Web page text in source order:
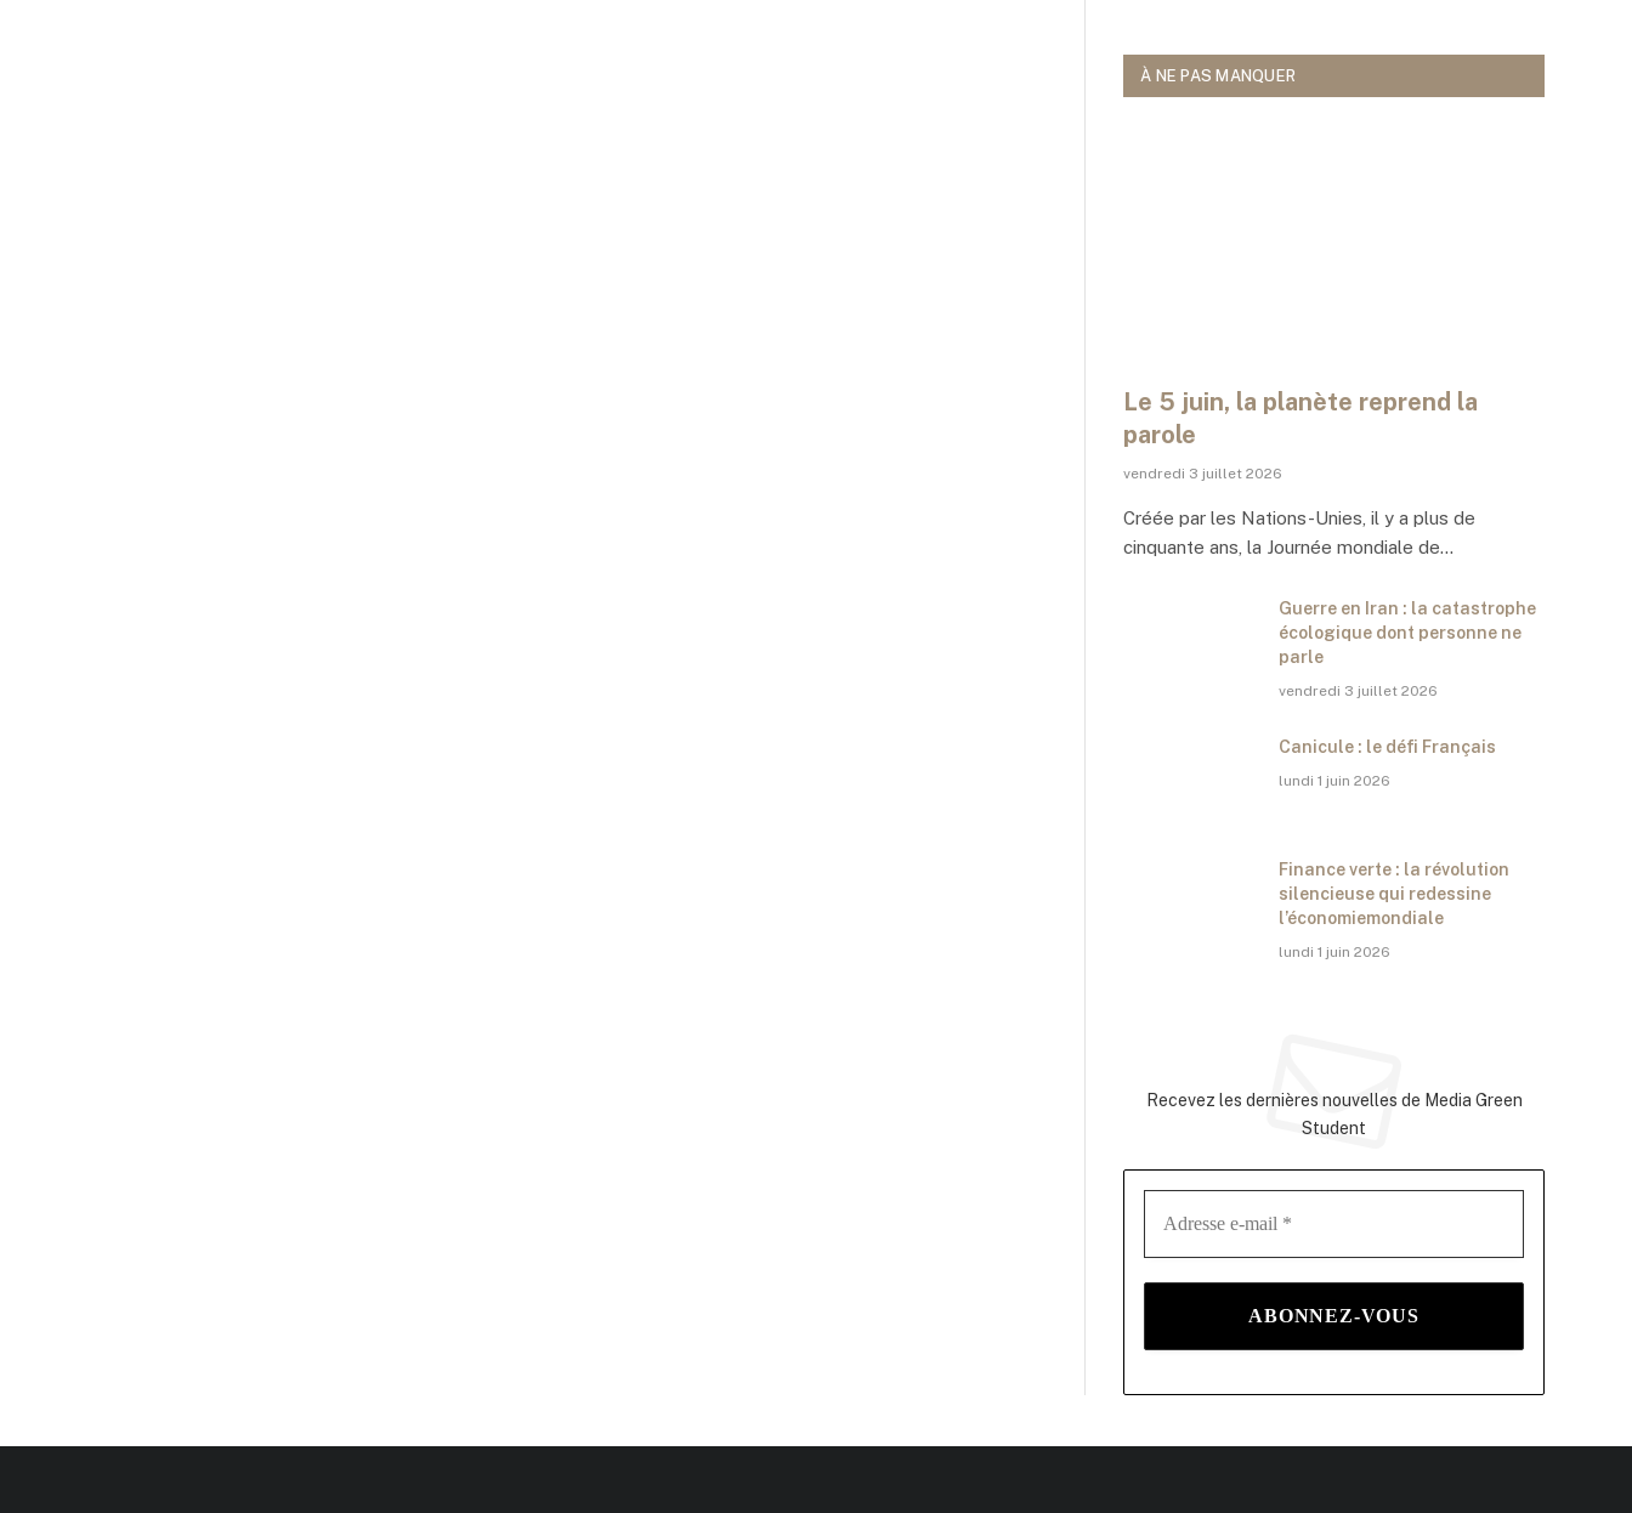
À NE PAS MANQUER
Le 5 juin, la planète reprend la
parole
vendredi 3 juillet 2026
Créée par les Nations-Unies, il y a plus de
cinquante ans, la Journée mondiale de…
Guerre en Iran : la catastrophe
écologique dont personne ne
parle
vendredi 3 juillet 2026
Canicule : le défi Français
lundi 1 juin 2026
Finance verte : la révolution
silencieuse qui redessine
l’économiemondiale
lundi 1 juin 2026
Recevez les dernières nouvelles de Media Green
Student